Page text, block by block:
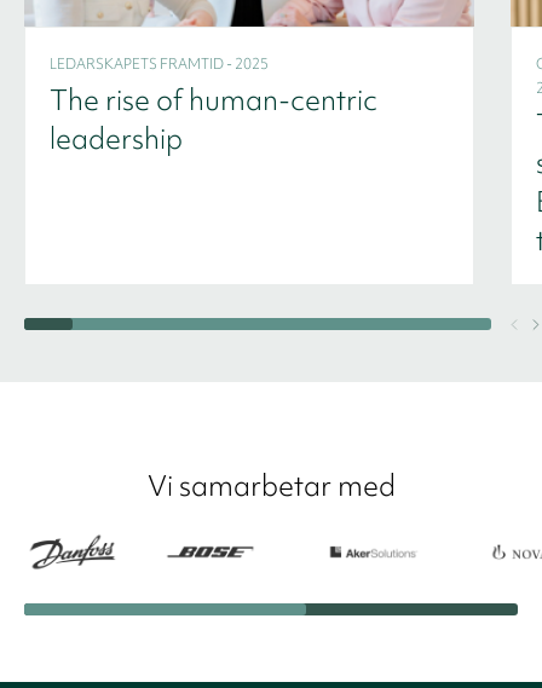
LEDARSKAPETS FRAMTID - 2025
The rise of human-centric
leadership
Vi samarbetar med